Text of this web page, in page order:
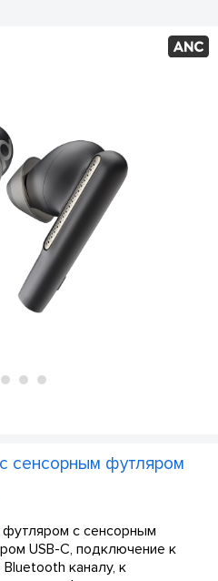
сенсорным футляром
футляром с сенсорным
USB-C, подключение к
каналу, к